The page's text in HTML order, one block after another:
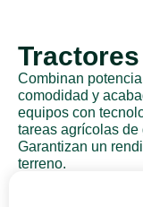
Combinan
comodidad y
equipos con
tareas agrícolas de
Garantizan un
terreno.